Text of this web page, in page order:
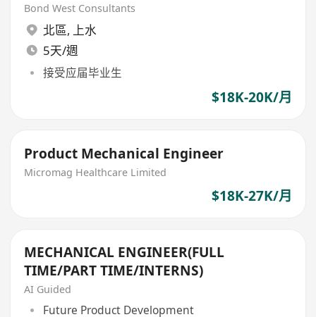
Bond West Consultants
北區, 上水
5天/週
接受应届毕业生
$18K-20K/月
Product Mechanical Engineer
Micromag Healthcare Limited
$18K-27K/月
MECHANICAL ENGINEER(FULL
TIME/PART TIME/INTERNS)
AI Guided
Future Product Development